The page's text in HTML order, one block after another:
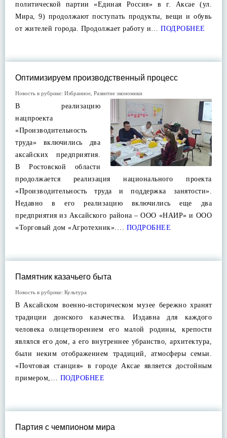
политической партии «Единая Россия» в г. Аксае (ул.
Мира, 9) продолжают поступать продукты, вещи и обувь
от жителей города. Продолжает работу и… ПОДРОБНЕЕ
Оптимизируем производственный процесс
Новость в рубрике: Избранное Развитие экономики
В реализацию
нацпроекта
«Производительность
труда» включились два
аксайских предприятия.
В Ростовской области
продолжается реализация национального проекта
«Производительность труда и поддержка занятости».
Недавно в его реализацию включились еще два
предприятия из Аксайского района – ООО «НАИР» и ООО
«Торговый дом «Агротехник»…. ПОДРОБНЕЕ
Памятник казачьего быта
Новость в рубрике: Культура
В Аксайском военно-историческом музее бережно хранят
традиции донского казачества. Издавна для каждого
человека олицетворением его малой родины, крепости
являлся его дом, а его внутреннее убранство, архитектура,
были неким отображением традиций, атмосферы семьи.
«Почтовая станция» в городе Аксае является достойным
примером,… ПОДРОБНЕЕ
Партия с чемпионом мира